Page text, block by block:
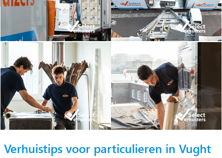
Verhuistips voor particulieren in Vught